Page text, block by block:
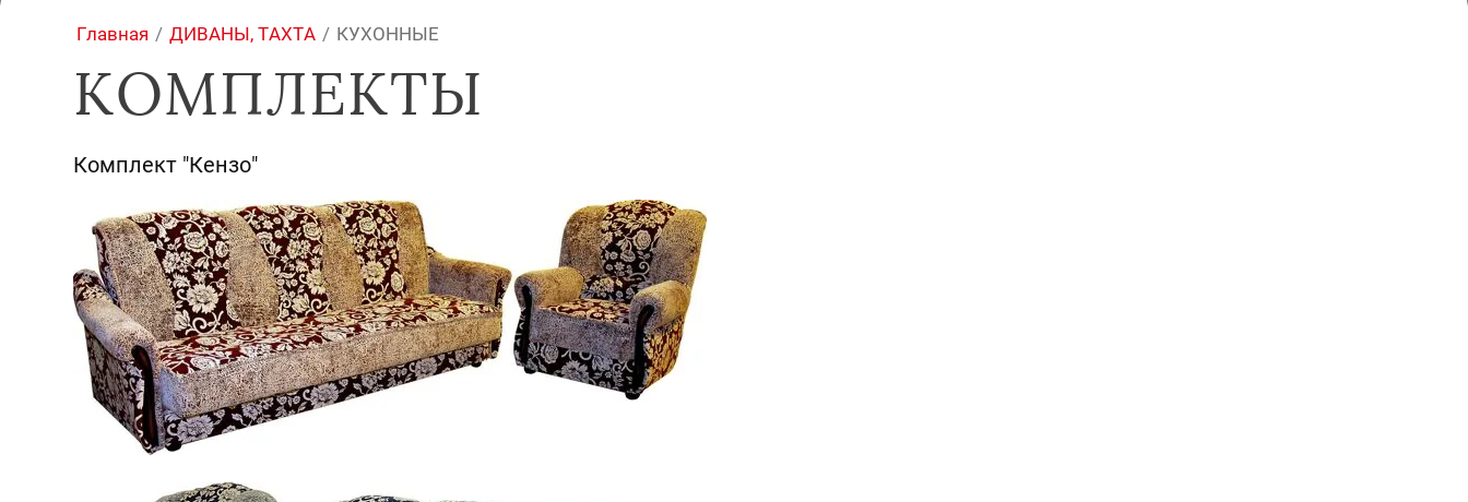
Главная / ДИВАНЫ, ТАХТА / КУХОННЫЕ
КОМПЛЕКТЫ
Комплект "Кензо"